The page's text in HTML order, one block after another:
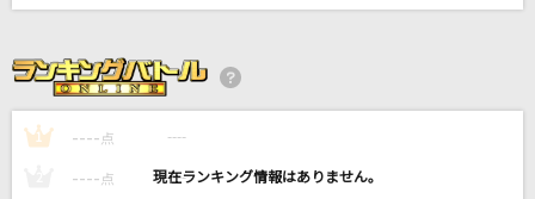
未来の僕らは知ってるよ
back number
1 ---- 点 ----
---- 点 ----